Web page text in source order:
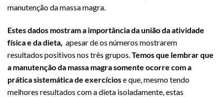
manutenção da massa magra.
Estes dados mostram a importância da união da atividade
física e da dieta, apesar de os números mostrarem
resultados positivos nos três grupos. Temos que lembrar que
a manutenção da massa magra somente ocorre com a
prática sistemática de exercíciose que, mesmo tendo
melhores resultados com a dieta isoladamente, estas